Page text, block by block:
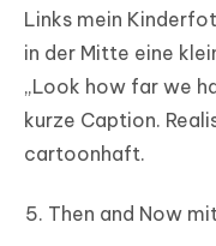
Links mein
in der Mitte eine
„Look how far we
kurze Caption.
cartoonhaft.
Then and Now